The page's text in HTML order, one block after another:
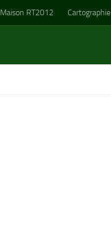
Maison RT2012 Cartographie